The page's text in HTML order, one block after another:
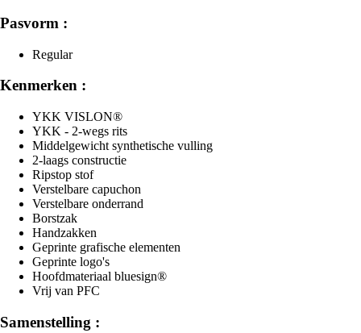
Pasvorm :
Regular
Kenmerken :
YKK VISLON®
YKK - 2-wegs rits
Middelgewicht synthetische vulling
2-laags constructie
Ripstop stof
Verstelbare capuchon
Verstelbare onderrand
Borstzak
Handzakken
Geprinte grafische elementen
Geprinte logo's
Hoofdmateriaal bluesign®
Vrij van PFC
Samenstelling :